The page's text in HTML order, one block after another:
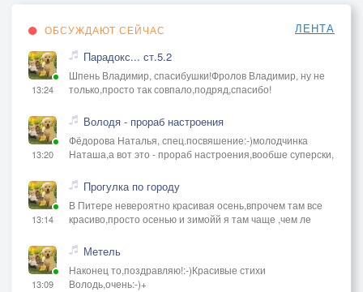
ОБСУЖДАЮТ СЕЙЧАС ЛЕНТА
13:24
Парадокс... ст.5.2
Шпень Владимир, спасибушки!Фролов Владимир, ну не
только,просто так совпало,подряд,спасибо!
13:20
Володя - прораб настроения
Фёдорова Наталья, спец.посвяшение:-)молодчинка
Наташа,а вот это - прораб настроения,вообше суперски,
13:14
Прогулка по городу
В Питере невероятно красивая осень,впрочем там все
красиво,просто осенью и зимойй я там чаще ,чем ле
13:09
Метель
Наконец то,поздравляю!:-)Красивые стихи
Володь,очень:-)+